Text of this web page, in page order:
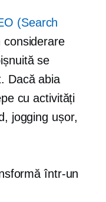
(Search
considerare
se
Dacă abia
cu activități
jogging ușor,
într-un